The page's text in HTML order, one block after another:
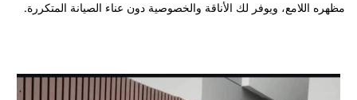
مظهره اللامع، ويوفر لك الأناقة والخصوصية دون عناء الصيانة المتكررة.